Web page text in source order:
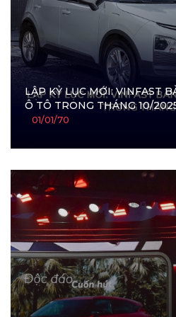
LẬP KỶ LỤC MỚI: VINFAST
Ô TÔ TRONG THÁNG 10/
01/01/70